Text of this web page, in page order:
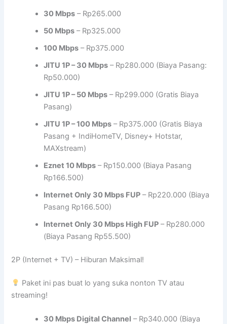
30 Mbps – Rp265.000
50 Mbps – Rp325.000
100 Mbps – Rp375.000
JITU 1P – 30 Mbps – Rp280.000 (Biaya Pasang:
Rp50.000)
JITU 1P – 50 Mbps – Rp299.000 (Gratis Biaya
Pasang)
JITU 1P – 100 Mbps – Rp375.000 (Gratis Biaya
Pasang + IndiHomeTV, Disney+ Hotstar,
MAXstream)
Eznet 10 Mbps – Rp150.000 (Biaya Pasang
Rp166.500)
Internet Only 30 Mbps FUP – Rp220.000 (Biaya
Pasang Rp166.500)
Internet Only 30 Mbps High FUP – Rp280.000
(Biaya Pasang Rp55.500)
2P (Internet + TV) – Hiburan Maksimal!
Paket ini pas buat lo yang suka nonton TV atau
streaming!
30 Mbps Digital Channel – Rp340.000 (Biaya